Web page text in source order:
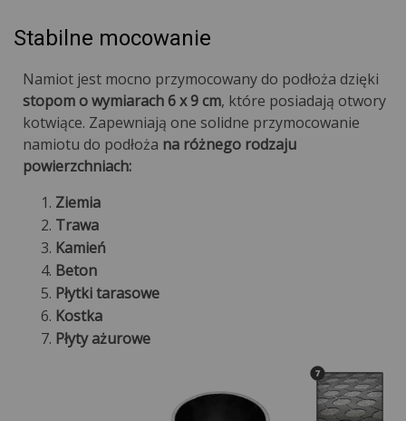
Stabilne mocowanie
Namiot jest mocno przymocowany do podłoża dzięki
stopom o wymiarach 6 x 9 cm, które posiadają otwory
kotwiące. Zapewniają one solidne przymocowanie
namiotu do podłoża na różnego rodzaju
powierzchniach:
Ziemia
Trawa
Kamień
Beton
Płytki tarasowe
Kostka
Płyty ażurowe